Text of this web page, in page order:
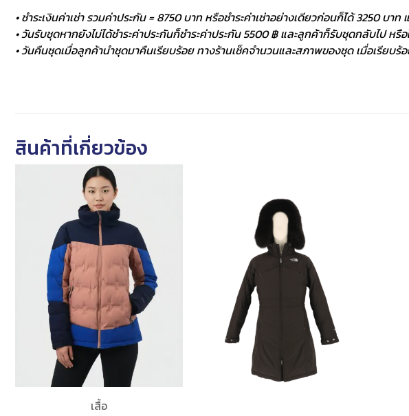
• ชำระเงินค่าเช่า รวมค่าประกัน = 8750 บาท หรือชำระค่าเช่าอย่างเดียวก่อนก็ได้ 3250 บ
• วันรับชุดหากยังไม่ได้ชำระค่าประกันก็ชำระค่าประกัน 5500 ฿ และลูกค้าก็รับชุดกลับไป หรื
• วันคืนชุดเมื่อลูกค้านำชุดมาคืนเรียบร้อย ทางร้านเช็คจำนวนและสภาพของชุด เมื่อเรียบร้
สินค้าที่เกี่ยวข้อง
เสื้อ